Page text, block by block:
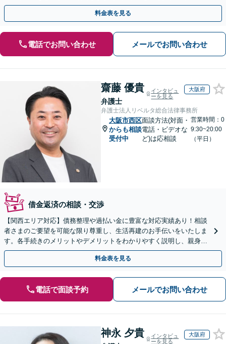
けた経営面のアドバイスも可【メール相談後スピード対応】
料金表を見る
電話でお問い合わせ メールでお問い合わせ
齋藤 優貴
弁護士
インタビュ
ーを見る
大阪府
弁護士法人リベルタ総合法律事務所
大阪市西区
からも相談
受付中
面談方法(対面・
電話・ビデオな
ど)は応相談
営業時間：0
9:30~20:00
（平日）
借金返済の相談・交渉
【関西エリア対応】債務整理や過払い金に豊富な対応実績あり！相談
者さまのご要望を可能な限り尊重し、生活再建のお手伝いをいたしま
す。各手続きのメリットやデメリットをわかりやすく説明し、親身な
対応を心がけます【初回相談無料】
料金表を見る
電話で面談予約 メールでお問い合わせ
神永 夕貴
インタビュ
ーを見る
大阪府